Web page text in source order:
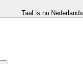
Taal is nu Nederlands